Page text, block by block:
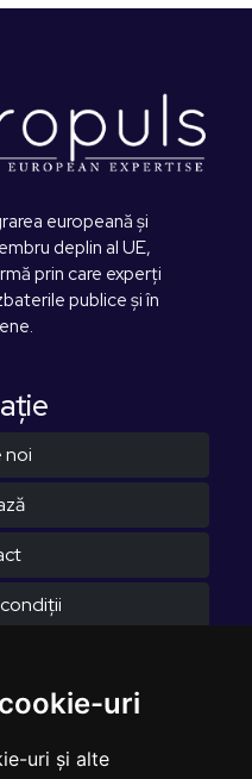
uri
uri și alte
europeană și
deplin al UE,
prin care experți
publice și în
noi